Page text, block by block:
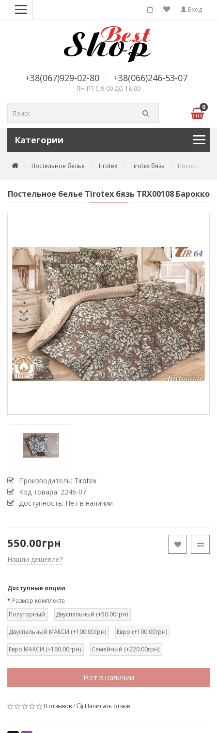
Вход
+38(067)929-02-80 +38(066)246-53-07
ПН-ПТ С 9-00 ДО 18-00
0
Категории
Постельное белье Tirotex Tirotex бязь Постельное
Постельное белье Tirotex бязь TRX00108 Барокко
Производитель: Tirotex
Код товара: 2246-07
Доступность: Нет в наличии
550.00грн
Нашли дешевле?
Доступные опции
Размер комплекта
Полуторный
Двуспальный (+50.00грн)
Двуспальный МАКСИ (+100.00грн) Евро (+100.00грн)
Евро МАКСИ (+160.00грн) Семейный (+220.00грн)
Нет в наличии
0 отзывов/ Написать отзыв